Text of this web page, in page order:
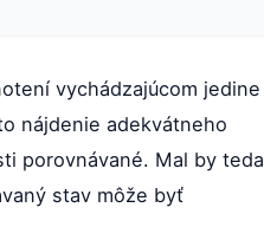
vychádzajúcom jedine
nájdenie adekvátneho
porovnávané. Mal by teda
stav môže byť